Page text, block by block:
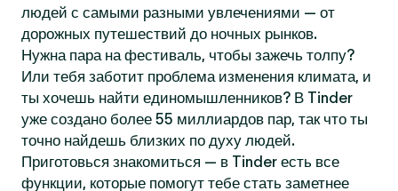
людей с самыми разными увлечениями — от
дорожных путешествий до ночных рынков.
Нужна пара на фестиваль, чтобы зажечь толпу?
Или тебя заботит проблема изменения климата, и
ты хочешь найти единомышленников? В Tinder
уже создано более 55 миллиардов пар, так что ты
точно найдешь близких по духу людей.
Приготовься знакомиться — в Tinder есть все
функции, которые помогут тебе стать заметнее